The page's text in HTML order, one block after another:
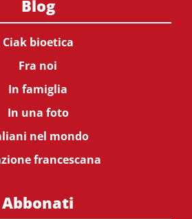
Blog
Ciak bioetica
Fra noi
In famiglia
In una foto
nel mondo
francescana
Abbonati